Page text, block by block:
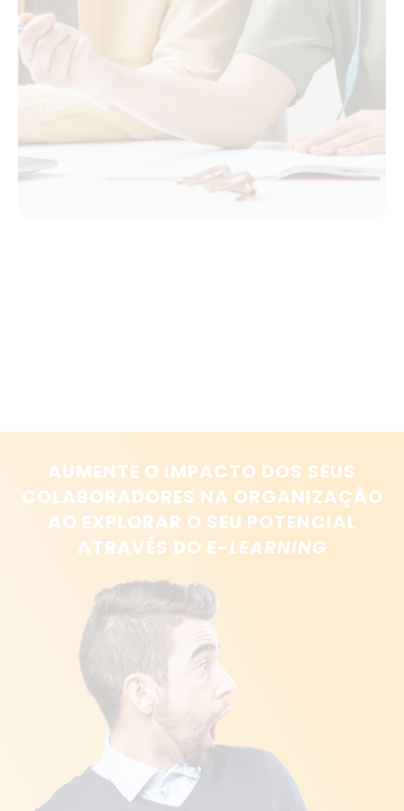
AUMENTE O IMPACTO DOS SEUS
COLABORADORES NA ORGANIZAÇÃO
AO EXPLORAR O SEU POTENCIAL
ATRAVÉS DO E-LEARNING